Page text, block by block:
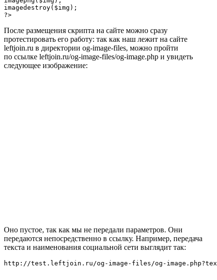
imagedestroy($img);
?>
После размещения скрипта на сайте можно сразу
протестировать его работу: так как наш лежит на сайте
leftjoin.ru в директории og-image-files, можно пройти
по ссылке leftjoin.ru/og-image-files/og-image.php и увидеть
следующее изображение:
Оно пустое, так как мы не передали параметров. Они
передаются непосредственно в ссылку. Например, передача
текста и наименования социальной сети выглядит так:
http://test.leftjoin.ru/og-image-files/og-